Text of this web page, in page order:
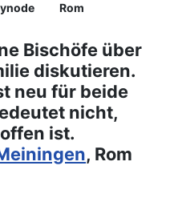
Rom
Bischöfe über
diskutieren.
neu für beide
nicht,
ist.
, Rom